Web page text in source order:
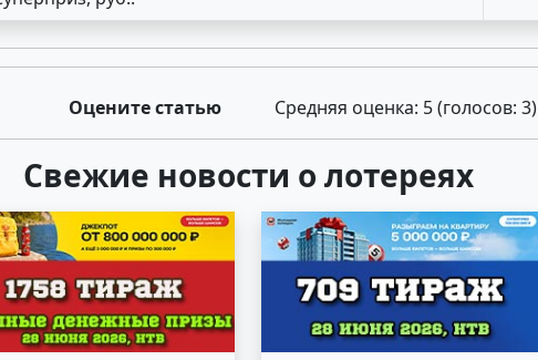
Оцените статью Средняя оценка: 5(голосов: 3)
Свежие новости о лотереях